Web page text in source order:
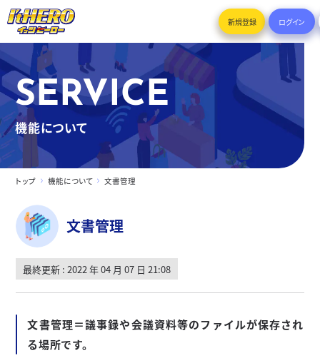
新規登録 ログイン
SERVICE
機能について
トップ 機能について 文書管理
文書管理
最終更新 : 2022 年 04 月 07 日 21:08
文書管理＝議事録や会議資料等のファイルが保存され
る場所です。